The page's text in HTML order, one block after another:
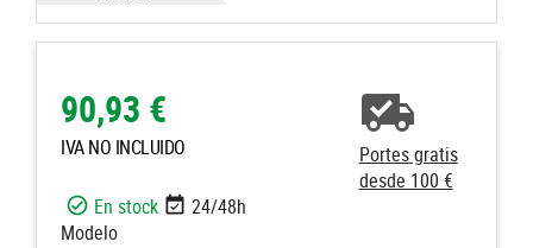
90,93 €
IVA NO INCLUIDO
Portes gratis
desde 100 €
En stock
24/48h
Modelo